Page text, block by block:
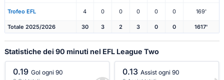
Trofeo EFL 4 0 0 0 0 0 169'
Totale 2025/2026 30 3 2 3 0 0 1617'
Statistiche dei 90 minuti nel EFL League Two
0.19 Gol ogni 90 0.13 Assist ogni 90